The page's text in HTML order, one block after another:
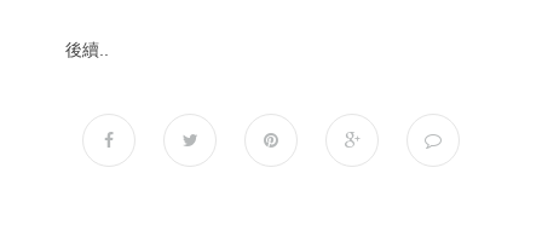
後續..